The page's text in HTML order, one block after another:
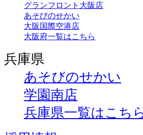
グランフロント大阪店
あそびのせかい
大阪国際空港店
大阪府一覧はこちら
兵庫県
あそびのせかい
学園南店
兵庫県一覧はこち